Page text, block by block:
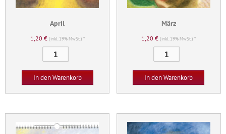
April
1,20 € (inkl. 19% MwSt.) *
Menge
In den Warenkorb
März
1,20€ (inkl. 19% MwSt.) *
Menge
In den Warenkorb